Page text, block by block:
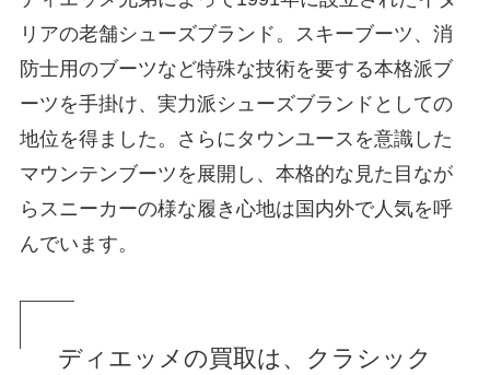
リアの老舗シューズブランド。スキーブーツ、消
防士用のブーツなど特殊な技術を要する本格派ブ
ーツを手掛け、実力派シューズブランドとしての
地位を得ました。さらにタウンユースを意識した
マウンテンブーツを展開し、本格的な見た目なが
らスニーカーの様な履き心地は国内外で人気を呼
んでいます。
ディエッメの買取は、クラシック